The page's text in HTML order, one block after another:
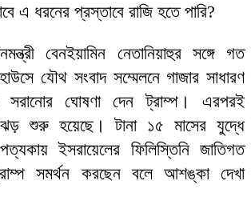
এ ধরনের প্রস্তাবে রাজি হতে পারি?
বেনইয়ামিন নেতানিয়াহুর সঙ্গে গত
যৌথ সংবাদ সম্মেলনে গাজার সাধারণ
ঘোষণা দেন ট্রাম্প। এরপরই
ঝড় শুরু হয়েছে। টানা ১৫ মাসের যুদ্ধে
ইসরায়েলের ফিলিস্তিনি জাতিগত
সমর্থন করছেন বলে আশঙ্কা দেখা